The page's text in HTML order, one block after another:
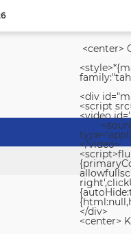
<center>
<div
<script
<video
</video>
</div>
<center>